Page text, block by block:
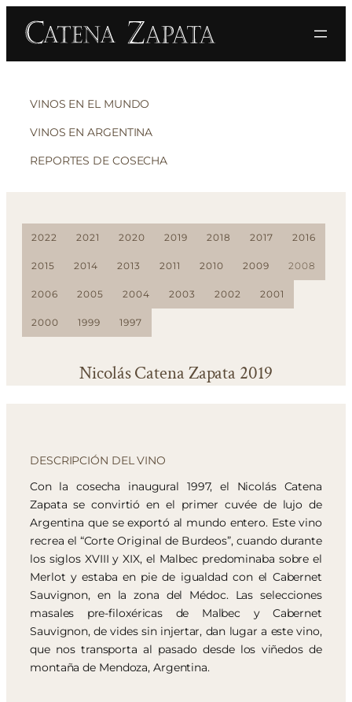
VINOS EN EL MUNDO
VINOS EN ARGENTINA
REPORTES DE COSECHA
2022 2021 2020 2019 2018 2017 2016
2015 2014 2013 2011 2010 2009 2008
2006 2005 2004 2003 2002 2001
2000 1999 1997
Nicolás Catena Zapata 2019
DESCRIPCIÓN DEL VINO
Con la cosecha inaugural 1997, el Nicolás Catena
Zapata se convirtió en el primer cuvée de lujo de
Argentina que se exportó al mundo entero. Este vino
recrea el “Corte Original de Burdeos”, cuando durante
los siglos XVIII y XIX, el Malbec predominaba sobre el
Merlot y estaba en pie de igualdad con el Cabernet
Sauvignon, en la zona del Médoc. Las selecciones
masales pre-filoxéricas de Malbec y Cabernet
Sauvignon, de vides sin injertar, dan lugar a este vino,
que nos transporta al pasado desde los viñedos de
montaña de Mendoza, Argentina.